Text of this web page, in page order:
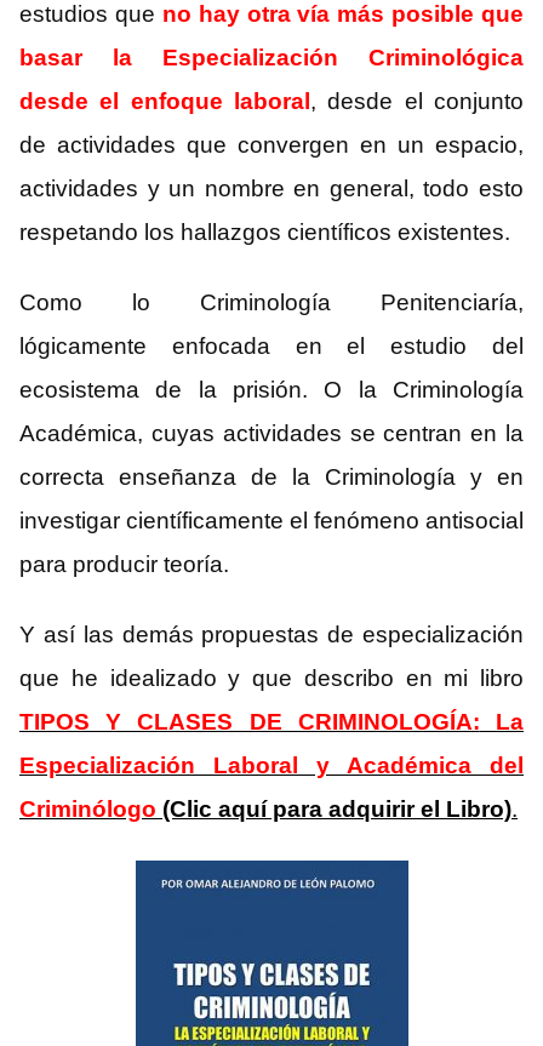
estudios que no hay otra vía más posible que
basar la Especialización Criminológica
desde el enfoque laboral , desde el conjunto
de actividades que convergen en un espacio,
actividades y un nombre en general, todo esto
respetando los hallazgos científicos existentes.
Como lo Criminología Penitenciaría,
lógicamente enfocada en el estudio del
ecosistema de la prisión. O la Criminología
Académica, cuyas actividades se centran en la
correcta enseñanza de la Criminología y en
investigar científicamente el fenómeno antisocial
para producir teoría.
Y así las demás propuestas de especialización
que he idealizado y que describo en mi libro
TIPOS Y CLASES DE CRIMINOLOGÍA:
La
Especialización Laboral y Académica del
Criminólogo (Clic aquí para adquirir el Libro).